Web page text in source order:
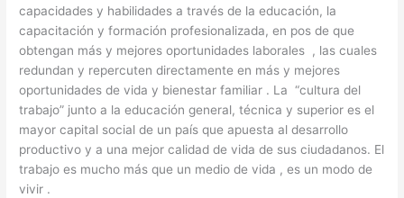
capacidades y habilidades a través de la educación, la
capacitación y formación profesionalizada, en pos de que
obtengan más y mejores oportunidades laborales , las cuales
redundan y repercuten directamente en más y mejores
oportunidades de vida y bienestar familiar . La “cultura del
trabajo” junto a la educación general, técnica y superior es el
mayor capital social de un país que apuesta al desarrollo
productivo y a una mejor calidad de vida de sus ciudadanos. El
trabajo es mucho más que un medio de vida , es un modo de
vivir .